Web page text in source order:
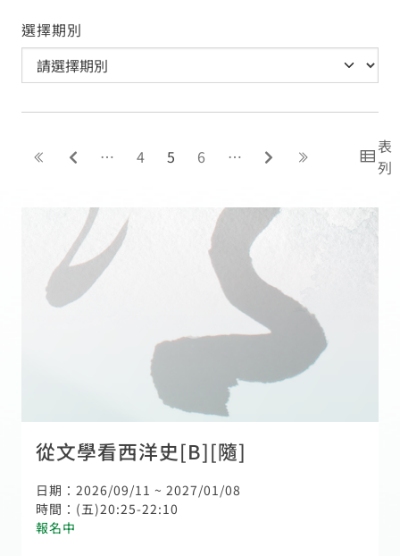
選擇期別
連結至第一頁
前往上一頁
… 4 5 6 … 前往下一頁連結至最後
表
列
從文學看西洋史[B][隨]
日期：2026/09/11 ~ 2027/01/08
時間：(五)20:25-22:10
報名中